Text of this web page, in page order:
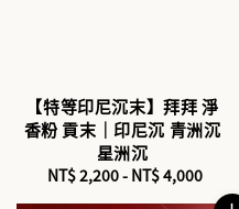
【特等印尼沉末】拜拜 淨
香粉 貢末｜印尼沉 青洲沉
星洲沉
Regular
NT$ 2,200- NT$ 4,000